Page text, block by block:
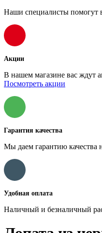
Наши специалисты помогут
Акции
В нашем магазине вас ждут
Посмотреть акции
Гарантия качества
Мы даем гарантию качества
Удобная оплата
Наличный и безналичный